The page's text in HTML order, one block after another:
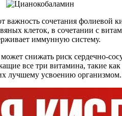
сочетания фолиевой
клеток, в сочетании с
иммунную систему.
снижать риск сердечно-
все три витамина, такие
лучшему усвоению организмом.